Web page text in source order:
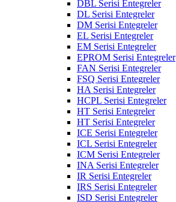
DBL Serisi Entegreler
DL Serisi Entegreler
DM Serisi Entegreler
EL Serisi Entegreler
EM Serisi Entegreler
EPROM Serisi Entegreler
FAN Serisi Entegreler
FSQ Serisi Entegreler
HA Serisi Entegreler
HCPL Serisi Entegreler
HT Serisi Entegreler
HT Serisi Entegreler
ICE Serisi Entegreler
ICL Serisi Entegreler
ICM Serisi Entegreler
INA Serisi Entegreler
IR Serisi Entegreler
IRS Serisi Entegreler
ISD Serisi Entegreler